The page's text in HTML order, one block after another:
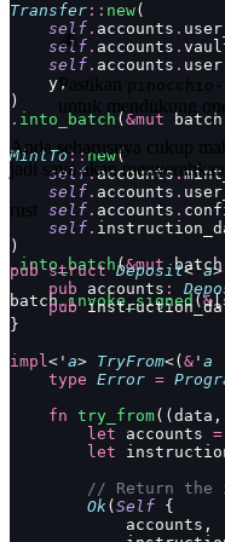
Transfer :: new(
    self
. accounts .
    self
. accounts .
    self
. accounts .
    y,
)
. into_batch ( &mut
MintTo ::new(
    self
.accounts .
    self
. accounts .
    self
. accounts .
    self
.
)
.into_batch(&mut
batch.invoke_signed ( &
Pastikan pinocchio-
untuk mendukung
Anda seharusnya cukup
jadi saya akan
rust
pub struct Deposit<'a
    pub
accounts :
    pub
}
impl<' a> TryFrom<( & ' a
    type
Error =
    fn
try_from((data,
        let
accounts =
        let
// Return the
        Ok
( Self {
            accounts,